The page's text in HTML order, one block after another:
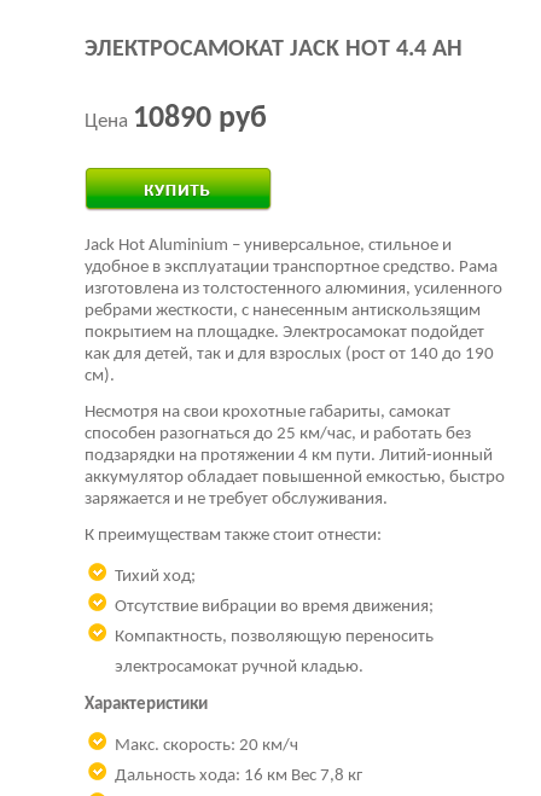
ЭЛЕКТРОСАМОКАТ JACK HOT 4.4 AH
Цена 10890 руб
Купить за 1 клик
Jack Hot Aluminium – универсальное, стильное и
удобное в эксплуатации транспортное средство. Рама
изготовлена из толстостенного алюминия, усиленного
ребрами жесткости, с нанесенным антискользящим
покрытием на площадке. Электросамокат подойдет
как для детей, так и для взрослых (рост от 140 до 190
см).
Несмотря на свои крохотные габариты, самокат
способен разогнаться до 25 км/час, и работать без
подзарядки на протяжении 4 км пути. Литий-ионный
аккумулятор обладает повышенной емкостью, быстро
заряжается и не требует обслуживания.
К преимуществам также стоит отнести:
Тихий ход;
Отсутствие вибрации во время движения;
Компактность, позволяющую переносить
электросамокат ручной кладью.
Характеристики
Макс. скорость: 20 км/ч
Дальность хода: 16 км Вес 7,8 кг